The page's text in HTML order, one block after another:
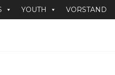
YOUTH VORSTAND